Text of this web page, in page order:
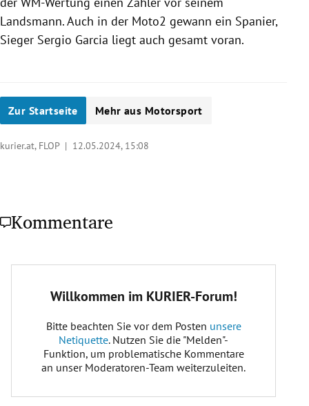
Landsmann. Auch in der Moto2 gewann ein Spanier,
Sieger Sergio Garcia liegt auch gesamt voran.
Zur Startseite Mehr aus Motorsport
kurier.at, FLOP | 12.05.2024, 15:08
Kommentare